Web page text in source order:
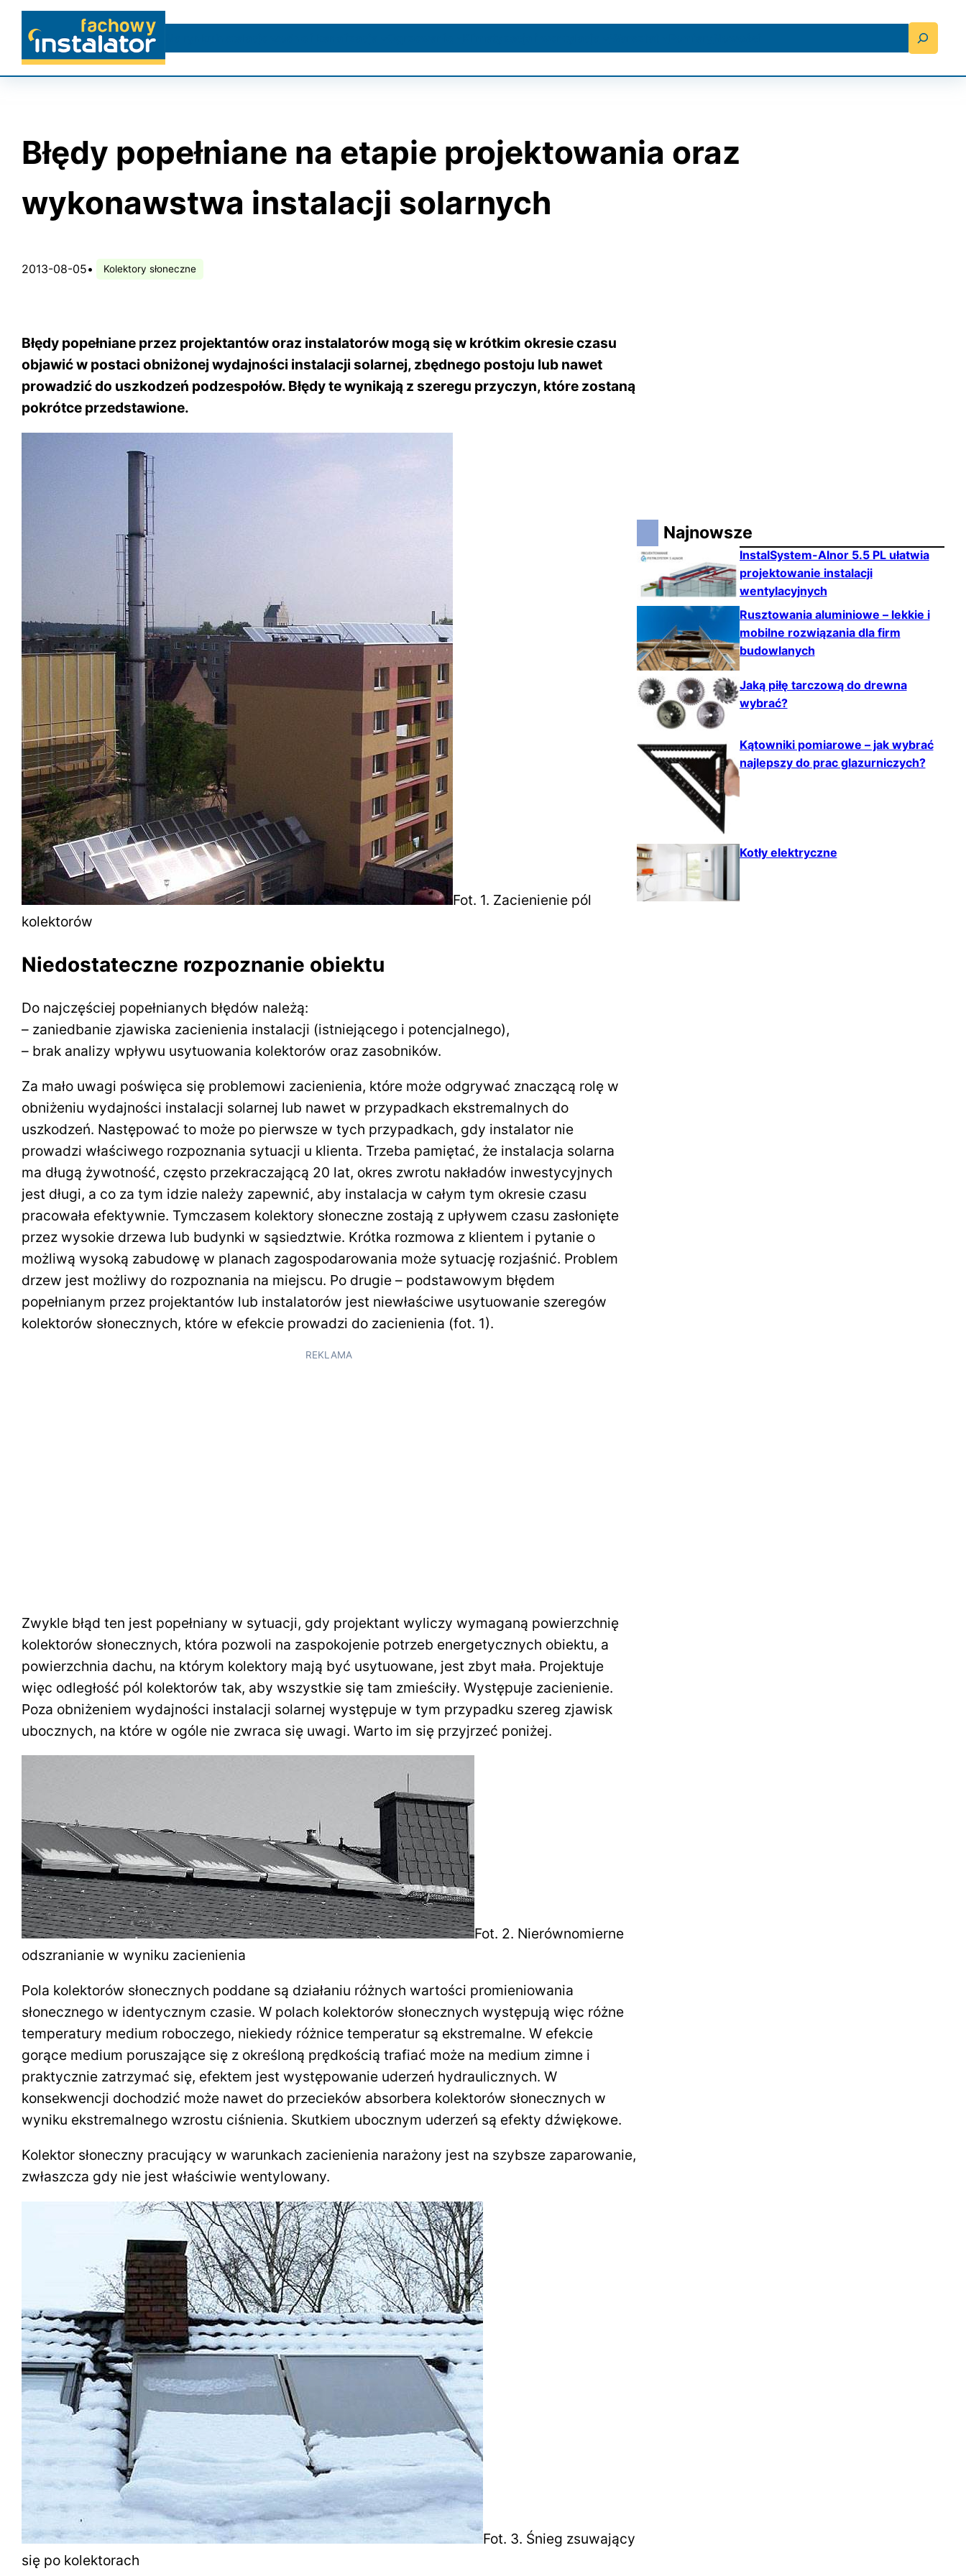
Przejdź
treści
Search
Błędy popełniane na etapie projektowania oraz
wykonawstwa instalacji solarnych
2013-08-05• Kolektory słoneczne
Błędy popełniane przez projektantów oraz instalatorów mogą się w krótkim okresie czasu
objawić w postaci obniżonej wydajności instalacji solarnej, zbędnego postoju lub nawet
prowadzić do uszkodzeń podzespołów. Błędy te wynikają z szeregu przyczyn, które zostaną
pokrótce przedstawione.
Fot. 1. Zacienienie pól
kolektorów
Niedostateczne rozpoznanie obiektu
Do najczęściej popełnianych błędów należą:
– zaniedbanie zjawiska zacienienia instalacji (istniejącego i potencjalnego),
– brak analizy wpływu usytuowania kolektorów oraz zasobników.
Za mało uwagi poświęca się problemowi zacienienia, które może odgrywać znaczącą rolę w
obniżeniu wydajności instalacji solarnej lub nawet w przypadkach ekstremalnych do
uszkodzeń. Następować to może po pierwsze w tych przypadkach, gdy instalator nie
prowadzi właściwego rozpoznania sytuacji u klienta. Trzeba pamiętać, że instalacja solarna
ma długą żywotność, często przekraczającą 20 lat, okres zwrotu nakładów inwestycyjnych
jest długi, a co za tym idzie należy zapewnić, aby instalacja w całym tym okresie czasu
pracowała efektywnie. Tymczasem kolektory słoneczne zostają z upływem czasu zasłonięte
przez wysokie drzewa lub budynki w sąsiedztwie. Krótka rozmowa z klientem i pytanie o
możliwą wysoką zabudowę w planach zagospodarowania może sytuację rozjaśnić. Problem
drzew jest możliwy do rozpoznania na miejscu. Po drugie – podstawowym błędem
popełnianym przez projektantów lub instalatorów jest niewłaściwe usytuowanie szeregów
kolektorów słonecznych, które w efekcie prowadzi do zacienienia (fot. 1).
REKLAMA
Zwykle błąd ten jest popełniany w sytuacji, gdy projektant wyliczy wymaganą powierzchnię
kolektorów słonecznych, która pozwoli na zaspokojenie potrzeb energetycznych obiektu, a
powierzchnia dachu, na którym kolektory mają być usytuowane, jest zbyt mała. Projektuje
więc odległość pól kolektorów tak, aby wszystkie się tam zmieściły. Występuje zacienienie.
Poza obniżeniem wydajności instalacji solarnej występuje w tym przypadku szereg zjawisk
ubocznych, na które w ogóle nie zwraca się uwagi. Warto im się przyjrzeć poniżej.
Fot. 2. Nierównomierne
odszranianie w wyniku zacienienia
Pola kolektorów słonecznych poddane są działaniu różnych wartości promieniowania
słonecznego w identycznym czasie. W polach kolektorów słonecznych występują więc różne
temperatury medium roboczego, niekiedy różnice temperatur są ekstremalne. W efekcie
gorące medium poruszające się z określoną prędkością trafiać może na medium zimne i
praktycznie zatrzymać się, efektem jest występowanie uderzeń hydraulicznych. W
konsekwencji dochodzić może nawet do przecieków absorbera kolektorów słonecznych w
wyniku ekstremalnego wzrostu ciśnienia. Skutkiem ubocznym uderzeń są efekty dźwiękowe.
Kolektor słoneczny pracujący w warunkach zacienienia narażony jest na szybsze zaparowanie,
zwłaszcza gdy nie jest właściwie wentylowany.
Fot. 3. Śnieg zsuwający
się po kolektorach
Najnowsze
InstalSystem-Alnor 5.5 PL ułatwia
projektowanie instalacji
wentylacyjnych
Rusztowania aluminiowe – lekkie i
mobilne rozwiązania dla firm
budowlanych
Jaką piłę tarczową do drewna
wybrać?
Kątowniki pomiarowe – jak wybrać
najlepszy do prac glazurniczych?
Kotły elektryczne